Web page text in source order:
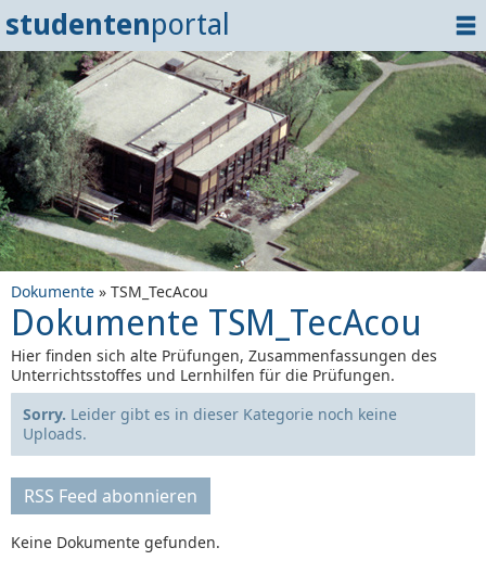
studentenportal
Home
Dokumente
Events
? Tipps
Login
Dokumente » TSM_TecAcou
Dokumente TSM_TecAcou
Hier finden sich alte Prüfungen, Zusammenfassungen des
Unterrichtsstoffes und Lernhilfen für die Prüfungen.
Sorry. Leider gibt es in dieser Kategorie noch keine
Uploads.
RSS Feed abonnieren
Keine Dokumente gefunden.